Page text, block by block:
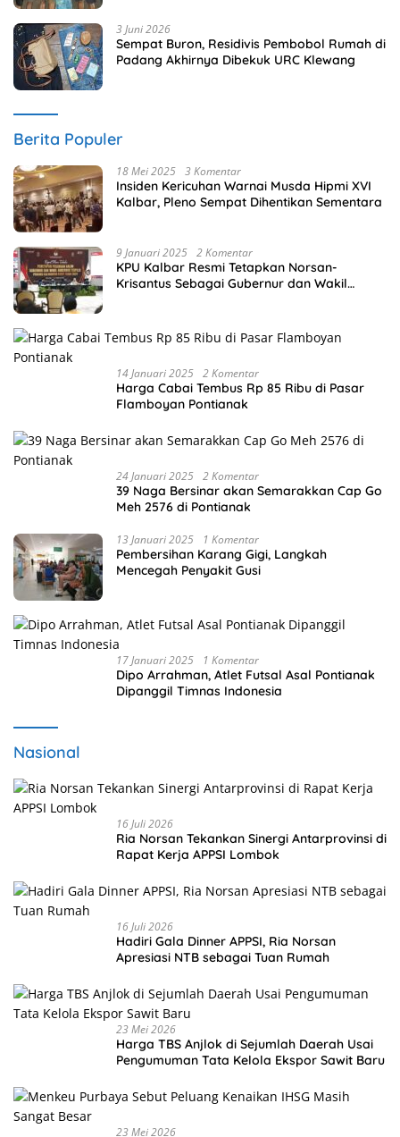
3 Juni 2026
Sempat Buron, Residivis Pembobol Rumah di
Padang Akhirnya Dibekuk URC Klewang
Berita Populer
18 Mei 2025 3 Komentar
Insiden Kericuhan Warnai Musda Hipmi XVI
Kalbar, Pleno Sempat Dihentikan Sementara
9 Januari 2025 2 Komentar
KPU Kalbar Resmi Tetapkan Norsan-
Krisantus Sebagai Gubernur dan Wakil
14 Januari 2025 2 Komentar
Harga Cabai Tembus Rp 85 Ribu di Pasar
Flamboyan Pontianak
24 Januari 2025 2 Komentar
39 Naga Bersinar akan Semarakkan Cap Go
Meh 2576 di Pontianak
13 Januari 2025 1 Komentar
Pembersihan Karang Gigi, Langkah
Mencegah Penyakit Gusi
17 Januari 2025 1 Komentar
Dipo Arrahman, Atlet Futsal Asal Pontianak
Dipanggil Timnas Indonesia
Nasional
16 Juli 2026
Ria Norsan Tekankan Sinergi Antarprovinsi di
Rapat Kerja APPSI Lombok
16 Juli 2026
Hadiri Gala Dinner APPSI, Ria Norsan
Apresiasi NTB sebagai Tuan Rumah
23 Mei 2026
Harga TBS Anjlok di Sejumlah Daerah Usai
Pengumuman Tata Kelola Ekspor Sawit Baru
23 Mei 2026